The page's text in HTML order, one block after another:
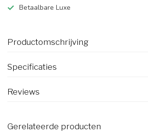
Betaalbare Luxe
Productomschrijving
Specificaties
Reviews
Gerelateerde producten